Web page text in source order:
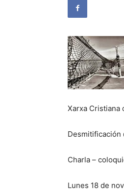
Xarxa Cristiana
Desmitificación
Charla –
Lunes 18 de